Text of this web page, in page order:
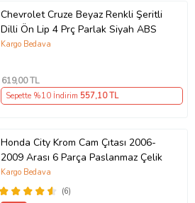
Chevrolet Cruze Beyaz Renkli Şeritli
Dilli Ön Lip 4 Prç Parlak Siyah ABS
Kargo Bedava
619,00 TL
Sepette %10 İndirim 557,10 TL
Honda City Krom Cam Çıtası 2006-
2009 Arası 6 Parça Paslanmaz Çelik
(6)
Kargo Bedava